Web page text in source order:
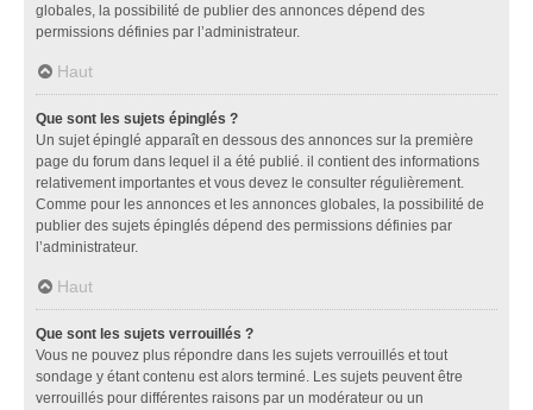
globales, la possibilité de publier des annonces dépend des
permissions définies par l’administrateur.
Haut
Que sont les sujets épinglés ?
Un sujet épinglé apparaît en dessous des annonces sur la première
page du forum dans lequel il a été publié. il contient des informations
relativement importantes et vous devez le consulter régulièrement.
Comme pour les annonces et les annonces globales, la possibilité de
publier des sujets épinglés dépend des permissions définies par
l’administrateur.
Haut
Que sont les sujets verrouillés ?
Vous ne pouvez plus répondre dans les sujets verrouillés et tout
sondage y étant contenu est alors terminé. Les sujets peuvent être
verrouillés pour différentes raisons par un modérateur ou un